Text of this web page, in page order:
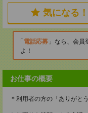
気になる！
電話応募
なら、会員
よ！
お仕事の概要
＊利用者の方の「ありがと